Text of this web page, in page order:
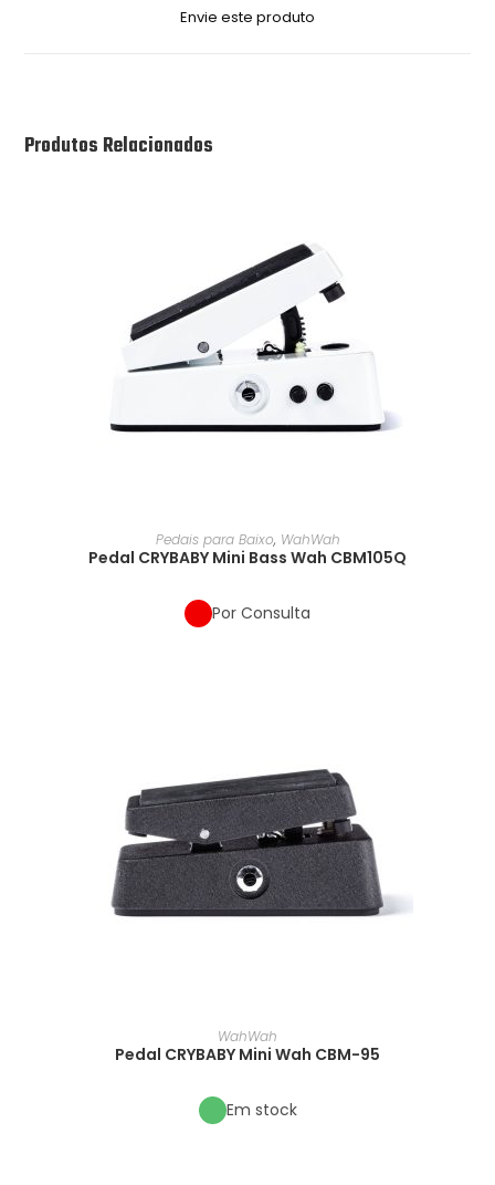
Envie este produto
Produtos Relacionados
Pedais para Baixo, WahWah
Pedal CRYBABY Mini Bass Wah CBM105Q
Por Consulta
WahWah
Pedal CRYBABY Mini Wah CBM-95
Em stock